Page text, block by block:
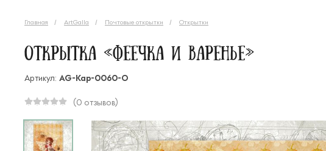
Главная ArtGalla Почтовые открытки Открытки
Открытка «Феечка и варенье»
Артикул: AG-Кар-0060-О
(0 отзывов)